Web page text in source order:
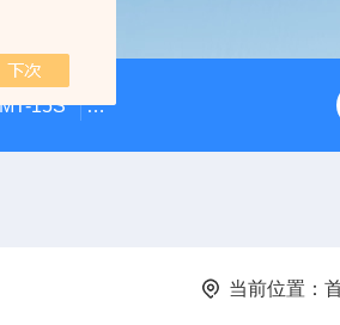
15S 自动旋转蒸发仪厂家
当前位置：